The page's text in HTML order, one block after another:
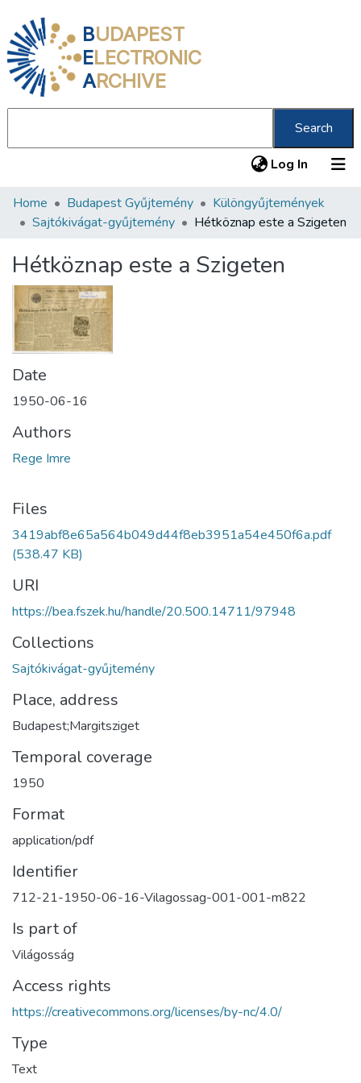
BUDAPEST
ELECTRONIC
ARCHIVE
Search
Log In (current)
Communities & Collections
Statistics
About us
Home Budapest Gyűjtemény
Különgyűjtemények
Sajtókivágat-gyűjtemény
Hétköznap este a Szigeten
Hétköznap este a Szigeten
Date
1950-06-16
Authors
Rege Imre
Files
3419abf8e65a564b049d44f8eb3951a54e450f6a.pdf
(538.47 KB)
URI
https://bea.fszek.hu/handle/20.500.14711/97948
Collections
Sajtókivágat-gyűjtemény
Place, address
Budapest;Margitsziget
Temporal coverage
1950
Format
application/pdf
Identifier
712-21-1950-06-16-Vilagossag-001-001-m822
Is part of
Világosság
Access rights
https://creativecommons.org/licenses/by-nc/4.0/
Type
Text